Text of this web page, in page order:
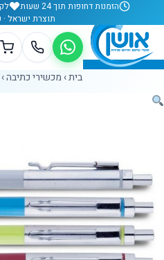
דלג לתוכןהזמנות דחופות תוך 24 שעות
תוצרת ישראל ·
בית› מכשירי כתיבה›